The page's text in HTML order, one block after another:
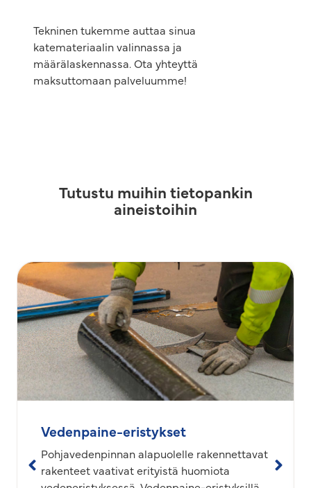
Tekninen tukemme auttaa sinua
katemateriaalin valinnassa ja
määrälaskennassa. Ota yhteyttä
maksuttomaan palveluumme!
Tutustu muihin tietopankin
aineistoihin
Vedenpaine-eristykset
Pohjavedenpinnan alapuolelle rakennettavat
rakenteet vaativat erityistä huomiota